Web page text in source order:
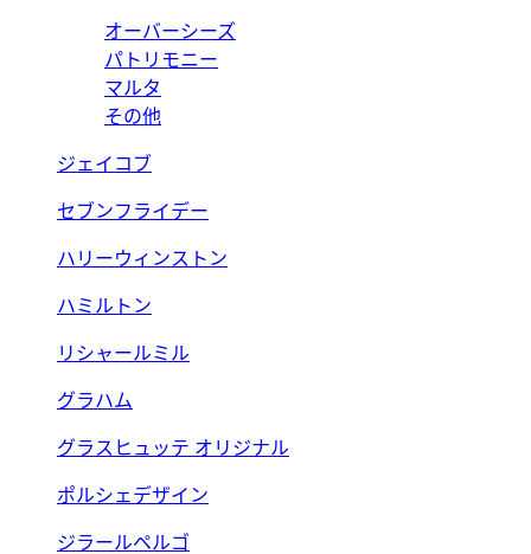
オーバーシーズ
パトリモニー
マルタ
その他
ジェイコブ
セブンフライデー
ハリーウィンストン
ハミルトン
リシャールミル
グラハム
グラスヒュッテ オリジナル
ポルシェデザイン
ジラールペルゴ